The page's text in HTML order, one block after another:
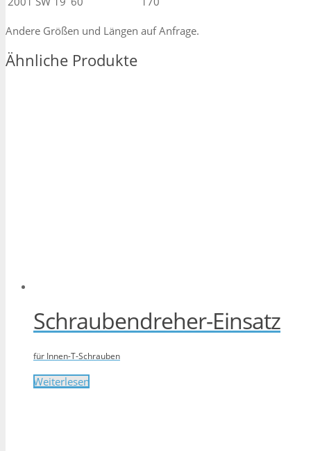
Andere Größen und Längen auf Anfrage.
Ähnliche Produkte
Schraubendreher-Einsatz
für Innen-T-Schrauben
Weiterlesen